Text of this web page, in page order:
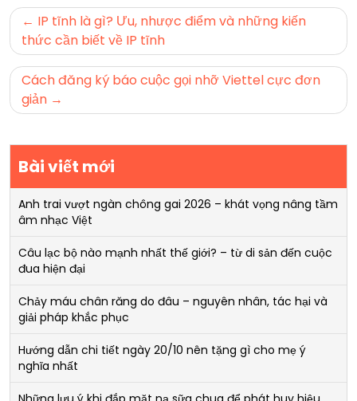
Điều
hướng
bài
viết
IP tĩnh là gì? Ưu, nhược điểm và những kiến
thức cần biết về IP tĩnh
Cách đăng ký báo cuộc gọi nhỡ Viettel cực đơn
giản
Bài viết mới
Anh trai vượt ngàn chông gai 2026 – khát vọng nâng tầm
âm nhạc Việt
Câu lạc bộ nào mạnh nhất thế giới? – từ di sản đến cuộc
đua hiện đại
Chảy máu chân răng do đâu – nguyên nhân, tác hại và
giải pháp khắc phục
Hướng dẫn chi tiết ngày 20/10 nên tặng gì cho mẹ ý
nghĩa nhất